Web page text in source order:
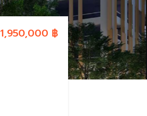
1,950,000 ฿